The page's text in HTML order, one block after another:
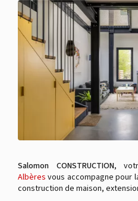
Salomon CONSTRUCTION,
Albères vous accompagne pour
construction de maison,